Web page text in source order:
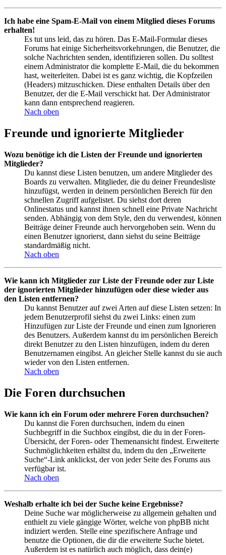
Ich habe eine Spam-E-Mail von einem Mitglied dieses Forums
erhalten!
Es tut uns leid, das zu hören. Das E-Mail-Formular dieses
Forums hat einige Sicherheitsvorkehrungen, die Benutzer, die
solche Nachrichten senden, identifizieren sollen. Du solltest
einem Administrator die komplette E-Mail, die du bekommen
hast, weiterleiten. Dabei ist es ganz wichtig, die Kopfzeilen
(Headers) mitzuschicken. Diese enthalten Details über den
Benutzer, der die E-Mail verschickt hat. Der Administrator
kann dann entsprechend reagieren.
Nach oben
Freunde und ignorierte Mitglieder
Wozu benötige ich die Listen der Freunde und ignorierten
Mitglieder?
Du kannst diese Listen benutzen, um andere Mitglieder des
Boards zu verwalten. Mitglieder, die du deiner Freundesliste
hinzufügst, werden in deinem persönlichen Bereich für den
schnellen Zugriff aufgelistet. Du siehst dort deren
Onlinestatus und kannst ihnen schnell eine Private Nachricht
senden. Abhängig von dem Style, den du verwendest, können
Beiträge deiner Freunde auch hervorgehoben sein. Wenn du
einen Benutzer ignorierst, dann siehst du seine Beiträge
standardmäßig nicht.
Nach oben
Wie kann ich Mitglieder zur Liste der Freunde oder zur Liste
der ignorierten Mitglieder hinzufügen oder diese wieder aus
den Listen entfernen?
Du kannst Benutzer auf zwei Arten auf diese Listen setzen: In
jedem Benutzerprofil siehst du zwei Links: einen zum
Hinzufügen zur Liste der Freunde und einen zum Ignorieren
des Benutzers. Außerdem kannst du im persönlichen Bereich
direkt Benutzer zu den Listen hinzufügen, indem du deren
Benutzernamen eingibst. An gleicher Stelle kannst du sie auch
wieder von den Listen entfernen.
Nach oben
Die Foren durchsuchen
Wie kann ich ein Forum oder mehrere Foren durchsuchen?
Du kannst die Foren durchsuchen, indem du einen
Suchbegriff in die Suchbox eingibst, die du in der Foren-
Übersicht, der Foren- oder Themenansicht findest. Erweiterte
Suchmöglichkeiten erhältst du, indem du den „Erweiterte
Suche“-Link anklickst, der von jeder Seite des Forums aus
verfügbar ist.
Nach oben
Weshalb erhalte ich bei der Suche keine Ergebnisse?
Deine Suche war möglicherweise zu allgemein gehalten und
enthielt zu viele gängige Wörter, welche von phpBB nicht
indiziert werden. Stelle eine spezifischere Anfrage und
benutze die Optionen, die dir die erweiterte Suche bietet.
Außerdem ist es natürlich auch möglich, dass dein(e)